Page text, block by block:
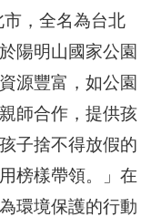
，全名為台北
陽明山國家公園
源豐富，如公園
師合作，提供孩
子捨不得放假的
榜樣帶領。」在
環境保護的行動